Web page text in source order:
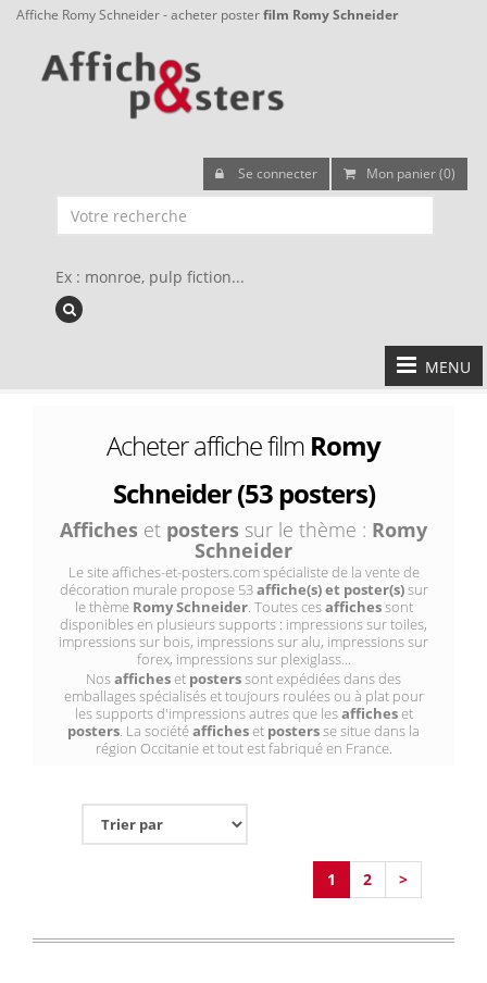
Affiche Romy Schneider - acheter posterfilm Romy Schneider
Se connecter Mon panier (0)
Ex : monroe, pulp fiction...
MENU
Acheter affiche film Romy
Schneider (53 posters)
Affiches et posters sur le thème : Romy
Schneider
Le site affiches-et-posters.com spécialiste de la vente de
décoration murale propose 53affiche(s) et poster(s)sur
le thème Romy Schneider. Toutes cesaffichessont
disponibles en plusieurs supports : impressions sur toiles,
impressions sur bois, impressions sur alu, impressions sur
forex, impressions sur plexiglass...
Nosafficheset posterssont expédiées dans des
emballages spécialisés et toujours roulées ou à plat pour
les supports d'impressions autres que lesafficheset
posters. La sociétéafficheset postersse situe dans la
région Occitanie et tout est fabriqué en France.
1 2 >